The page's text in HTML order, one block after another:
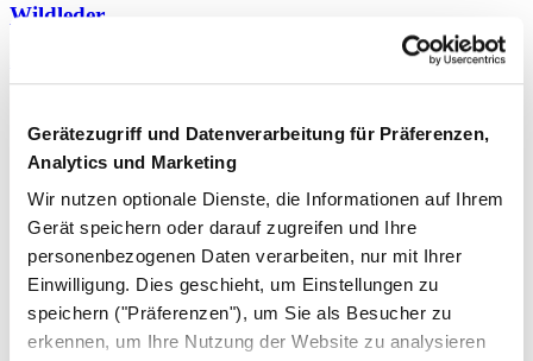
Gerätezugriff und Datenverarbeitung für Präferenzen,
Analytics und Marketing
Wir nutzen optionale Dienste, die Informationen auf Ihrem
Gerät speichern oder darauf zugreifen und Ihre
personenbezogenen Daten verarbeiten, nur mit Ihrer
Einwilligung. Dies geschieht, um Einstellungen zu
speichern ("Präferenzen"), um Sie als Besucher zu
erkennen, um Ihre Nutzung der Website zu analysieren
Wildleder